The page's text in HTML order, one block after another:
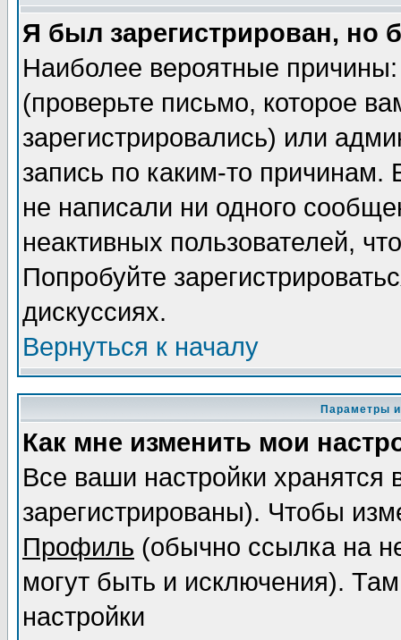
Я был зарегистрирован, но
Наиболее вероятные
(проверьте письмо, которое
зарегистрировались) или
запись по каким-то
не написали ни одного
неактивных пользователей,
Попробуйте
дискуссиях.
Вернуться к началу
Параметры
Как мне изменить мои
Все ваши настройки
зарегистрированы). Чтобы
Профиль (обычно ссылка на
могут быть и исключения).
настройки